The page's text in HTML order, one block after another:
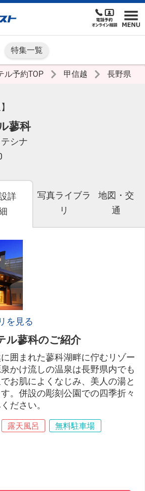
特集一覧
ル予約TOP 甲信越 長野県
蓼科
シナ
詳
写真ライブラ
リ
地図・交
通
を見る
ル蓼科のご紹介
囲まれた蓼科湖畔に佇むリゾー
かけ流しの温泉は長野県内でも
お肌によくなじみ、美人の湯と
。併設の彫刻公園での四季折々
ださい。
露天風呂
無料駐車場